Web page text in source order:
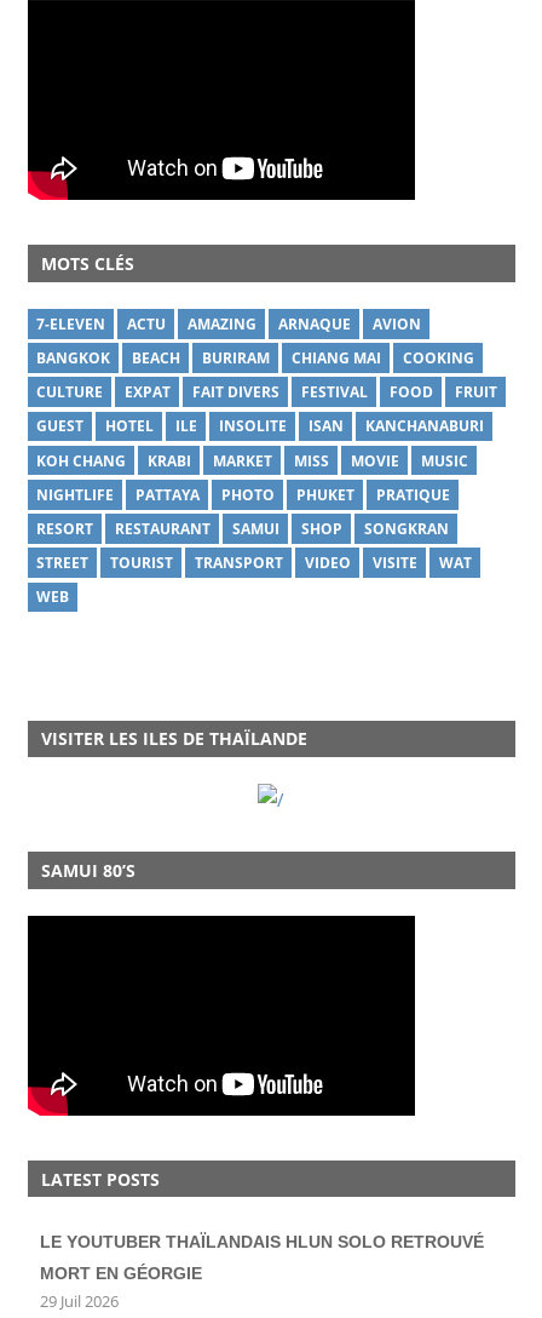
MOTS CLÉS
7-ELEVEN ACTU AMAZING ARNAQUE
AVION
BANGKOK
BEACH BURIRAM CHIANG MAI
COOKING
CULTURE
EXPAT FAIT DIVERS FESTIVAL FOOD
FRUIT
GUEST
HOTEL ILE INSOLITE ISAN
KANCHANABURI
KOH CHANG
KRABI MARKET MISS MOVIE
MUSIC
NIGHTLIFE
PATTAYA PHOTO PHUKET
PRATIQUE
RESORT
RESTAURANT SAMUI SHOP
SONGKRAN
STREET
TOURIST TRANSPORT VIDEO VISITE
WAT
WEB
VISITER LES ILES DE THAÏLANDE
SAMUI 80’S
LATEST POSTS
LE YOUTUBER THAÏLANDAIS HLUN SOLO RETROUVÉ
MORT EN GÉORGIE
29 Juil 2026